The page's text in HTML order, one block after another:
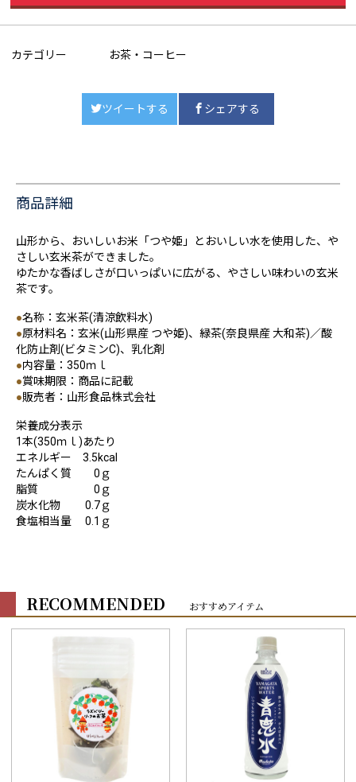
カテゴリー お茶・コーヒー
ツイートする シェアする
商品詳細
山形から、おいしいお米「つや姫」とおいしい水を使用した、や
さしい玄米茶ができました。
ゆたかな香ばしさが口いっぱいに広がる、やさしい味わいの玄米
茶です。
●名称：玄米茶(清涼飲料水)
●原材料名：玄米(山形県産 つや姫)、緑茶(奈良県産 大和茶)／酸
化防止剤(ビタミンC)、乳化剤
●内容量：350ｍｌ
●賞味期限：商品に記載
●販売者：山形食品株式会社
栄養成分表示
1本(350ｍｌ)あたり
エネルギー 3.5kcal
たんぱく質 0ｇ
脂質 0ｇ
炭水化物 0.7ｇ
食塩相当量 0.1ｇ
RECOMMENDED おすすめアイテム